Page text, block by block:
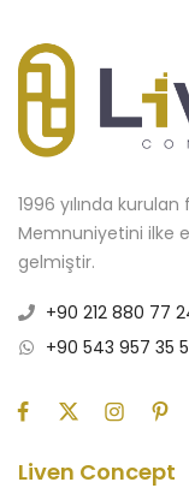
1996 yılında
Memnuniyetini ilke
gelmiştir.
+90 212 880 77
+90 543 957 35
Liven Concept